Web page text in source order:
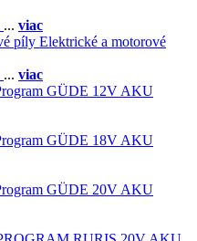
... viac
Elektrické a motorové
... viac
GÜDE 12V AKU
GÜDE 18V AKU
GÜDE 20V AKU